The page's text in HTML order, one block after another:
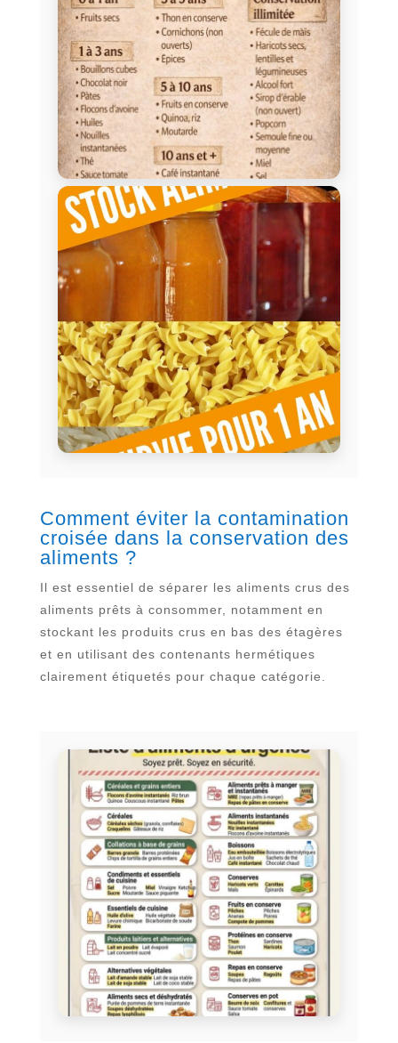
Comment éviter la contamination
croisée dans la conservation des
aliments ?
Il est essentiel de séparer les aliments crus des
aliments prêts à consommer, notamment en
stockant les produits crus en bas des étagères
et en utilisant des contenants hermétiques
clairement étiquetés pour chaque catégorie.